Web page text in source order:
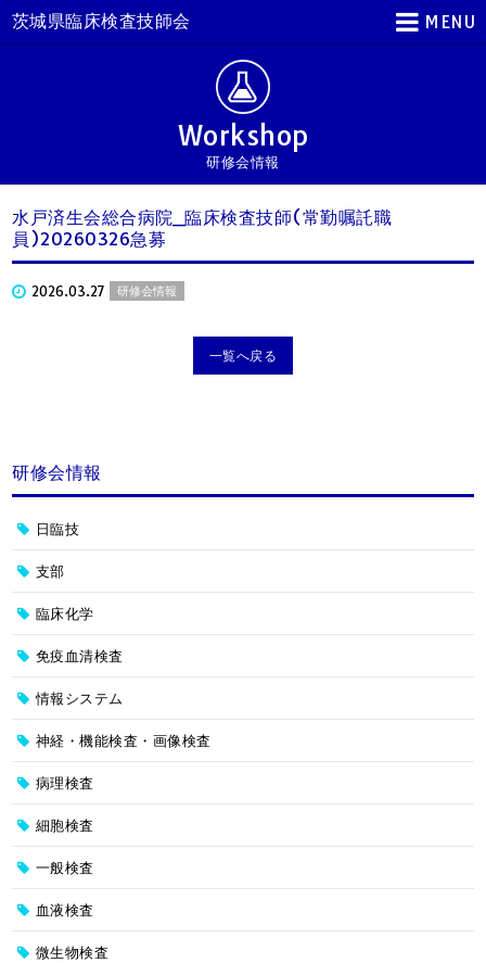
MENU
茨城県臨床検査技師会
Workshop
研修会情報
水戸済生会総合病院_臨床検査技師(常勤嘱託職
員)20260326急募
2026.03.27 研修会情報
一覧へ戻る
研修会情報
日臨技
支部
臨床化学
免疫血清検査
情報システム
神経・機能検査・画像検査
病理検査
細胞検査
一般検査
血液検査
微生物検査